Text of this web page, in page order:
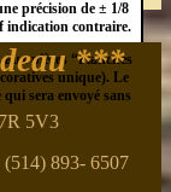
précision de ± 1/8
indication contraire.
pièces “Planches
unique). Le
sera envoyé sans
***
5V3
893- 6507